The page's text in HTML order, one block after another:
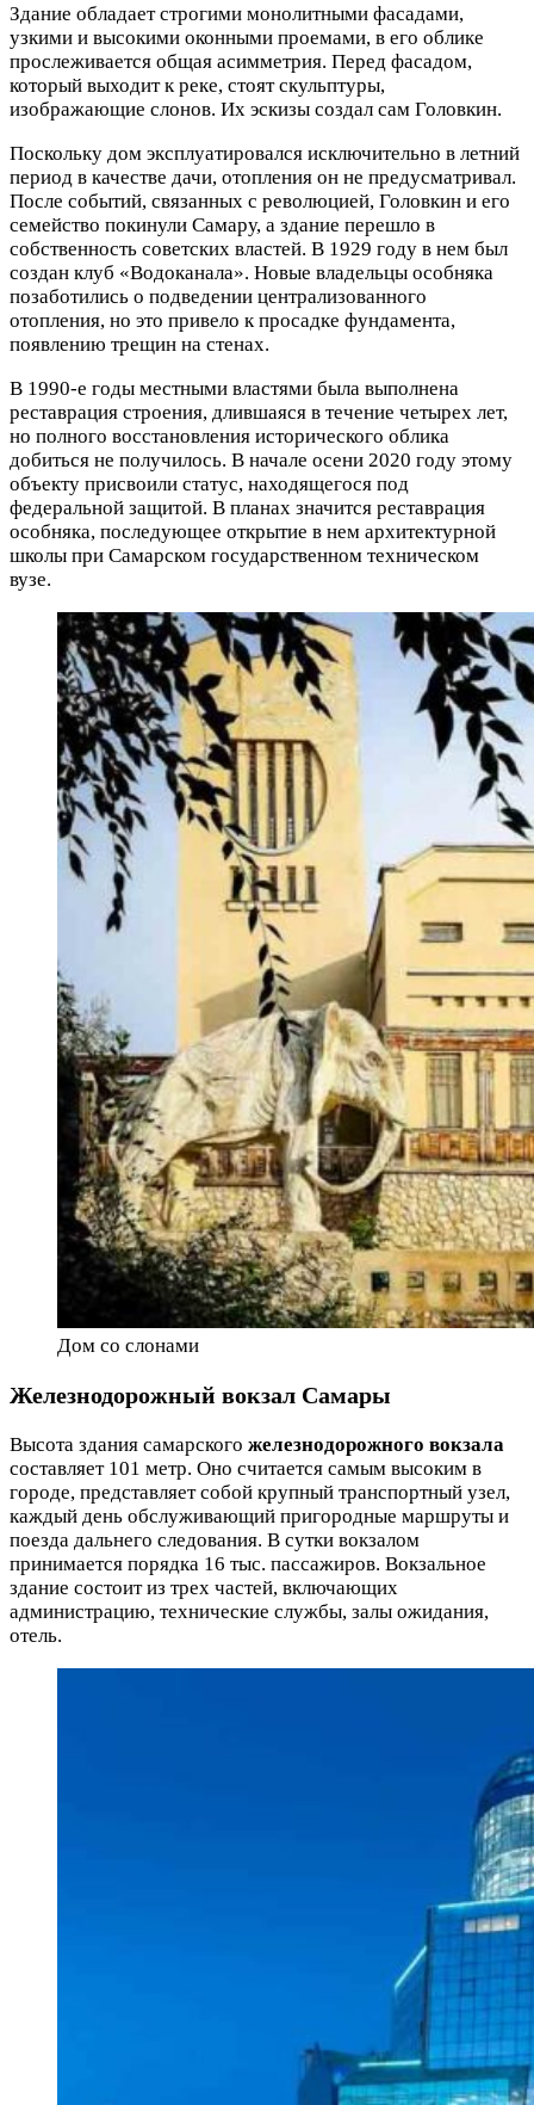
Здание обладает строгими монолитными фасадами,
узкими и высокими оконными проемами, в его облике
прослеживается общая асимметрия. Перед фасадом,
который выходит к реке, стоят скульптуры,
изображающие слонов. Их эскизы создал сам Головкин.
Поскольку дом эксплуатировался исключительно в летний
период в качестве дачи, отопления он не предусматривал.
После событий, связанных с революцией, Головкин и его
семейство покинули Самару, а здание перешло в
собственность советских властей. В 1929 году в нем был
создан клуб «Водоканала». Новые владельцы особняка
позаботились о подведении централизованного
отопления, но это привело к просадке фундамента,
появлению трещин на стенах.
В 1990-е годы местными властями была выполнена
реставрация строения, длившаяся в течение четырех лет,
но полного восстановления исторического облика
добиться не получилось. В начале осени 2020 году этому
объекту присвоили статус, находящегося под
федеральной защитой. В планах значится реставрация
особняка, последующее открытие в нем архитектурной
школы при Самарском государственном техническом
вузе.
Дом со слонами
Железнодорожный вокзал Самары
Высота здания самарского железнодорожного вокзала
составляет 101 метр. Оно считается самым высоким в
городе, представляет собой крупный транспортный узел,
каждый день обслуживающий пригородные маршруты и
поезда дальнего следования. В сутки вокзалом
принимается порядка 16 тыс. пассажиров. Вокзальное
здание состоит из трех частей, включающих
администрацию, технические службы, залы ожидания,
отель.